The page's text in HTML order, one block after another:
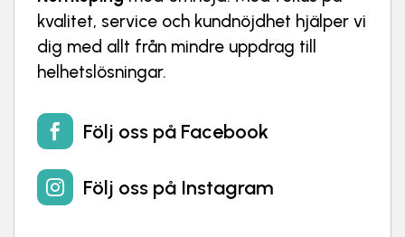
kvalitet, service och kundnöjdhet hjälper vi
dig med allt från mindre uppdrag till
helhetslösningar.
 Följ oss på Facebook
 Följ oss på Instagram